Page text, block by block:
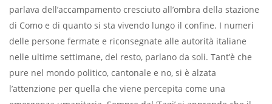
parlava dell’accampamento cresciuto all’ombra della stazione
di Como e di quanto si sta vivendo lungo il conﬁne. I numeri
delle persone fermate e riconsegnate alle autorità italiane
nelle ultime settimane, del resto, parlano da soli. Tant’è che
pure nel mondo politico, cantonale e no, si è alzata
l’attenzione per quella che viene percepita come una